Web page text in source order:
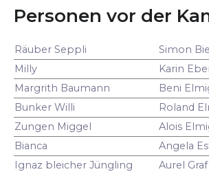
Personen vor der
Räuber Seppli
Simon
Milly
Karin
Margrith Baumann
Beni
Bunker Willi
Roland
Zungen Miggel
Alois
Bianca
Angela
Ignaz bleicher Jüngling
Aurel Graf